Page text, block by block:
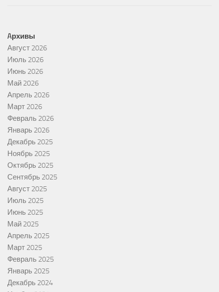
Aрхивы
Август 2026
Июль 2026
Июнь 2026
Май 2026
Апрель 2026
Март 2026
Февраль 2026
Январь 2026
Декабрь 2025
Ноябрь 2025
Октябрь 2025
Сентябрь 2025
Август 2025
Июль 2025
Июнь 2025
Май 2025
Апрель 2025
Март 2025
Февраль 2025
Январь 2025
Декабрь 2024